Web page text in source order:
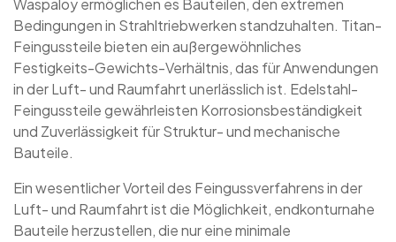
Waspaloy ermöglichen es Bauteilen, den extremen
Bedingungen in Strahltriebwerken standzuhalten. Titan-
Feingussteile bieten ein außergewöhnliches
Festigkeits-Gewichts-Verhältnis, das für Anwendungen
in der Luft- und Raumfahrt unerlässlich ist. Edelstahl-
Feingussteile gewährleisten Korrosionsbeständigkeit
und Zuverlässigkeit für Struktur- und mechanische
Bauteile.
Ein wesentlicher Vorteil des Feingussverfahrens in der
Luft- und Raumfahrt ist die Möglichkeit, endkonturnahe
Bauteile herzustellen, die nur eine minimale